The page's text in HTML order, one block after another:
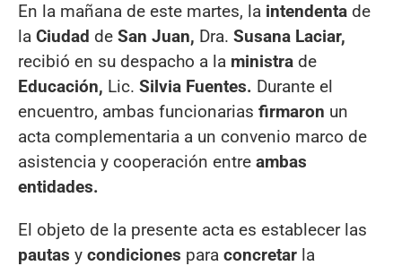
En la mañana de este martes, la intendenta de
la Ciudad de San Juan, Dra. Susana Laciar,
recibió en su despacho a la ministra de
Educación, Lic. Silvia Fuentes. Durante el
encuentro, ambas funcionarias firmaron un
acta complementaria a un convenio marco de
asistencia y cooperación entre ambas
entidades.
El objeto de la presente acta es establecer las
pautas y condiciones para concretar la